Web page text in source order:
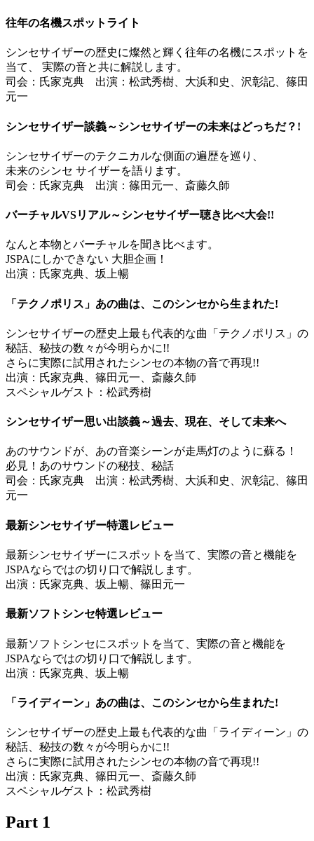
往年の名機スポットライト
シンセサイザーの歴史に燦然と輝く往年の名機にスポットを
当て、 実際の音と共に解説します。
司会：氏家克典 出演：松武秀樹、大浜和史、沢彰記、篠田
元一
シンセサイザー談義～シンセサイザーの未来はどっちだ？!
シンセサイザーのテクニカルな側面の遍歴を巡り、
未来のシンセ サイザーを語ります。
司会：氏家克典 出演：篠田元一、斎藤久師
バーチャルVSリアル～シンセサイザー聴き比べ大会!!
なんと本物とバーチャルを聞き比べます。
JSPAにしかできない 大胆企画！
出演：氏家克典、坂上暢
「テクノポリス」あの曲は、このシンセから生まれた!
シンセサイザーの歴史上最も代表的な曲「テクノポリス」の
秘話、秘技の数々が今明らかに!!
さらに実際に試用されたシンセの本物の音で再現!!
出演：氏家克典、篠田元一、斎藤久師
スペシャルゲスト：松武秀樹
シンセサイザー思い出談義～過去、現在、そして未来へ
あのサウンドが、あの音楽シーンが走馬灯のように蘇る！
必見！あのサウンドの秘技、秘話
司会：氏家克典 出演：松武秀樹、大浜和史、沢彰記、篠田
元一
最新シンセサイザー特選レビュー
最新シンセサイザーにスポットを当て、実際の音と機能を
JSPAならではの切り口で解説します。
出演：氏家克典、坂上暢、篠田元一
最新ソフトシンセ特選レビュー
最新ソフトシンセにスポットを当て、実際の音と機能を
JSPAならではの切り口で解説します。
出演：氏家克典、坂上暢
「ライディーン」あの曲は、このシンセから生まれた!
シンセサイザーの歴史上最も代表的な曲「ライディーン」の
秘話、秘技の数々が今明らかに!!
さらに実際に試用されたシンセの本物の音で再現!!
出演：氏家克典、篠田元一、斎藤久師
スペシャルゲスト：松武秀樹
Part 1